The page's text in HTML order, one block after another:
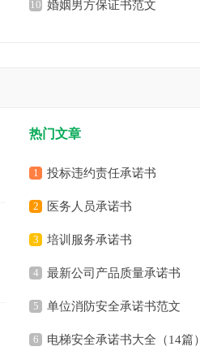
10 婚姻男方保证书范文
热门文章
1 投标违约责任承诺书
2 医务人员承诺书
3 培训服务承诺书
4 最新公司产品质量承诺书
5 单位消防安全承诺书范文
6 电梯安全承诺书大全（14篇）